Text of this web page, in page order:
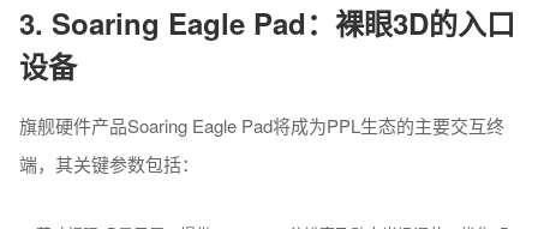
3. Soaring Eagle Pad：裸眼3D的入口
设备
旗舰硬件产品Soaring Eagle Pad将成为PPL生态的主要交互终
端，其关键参数包括：